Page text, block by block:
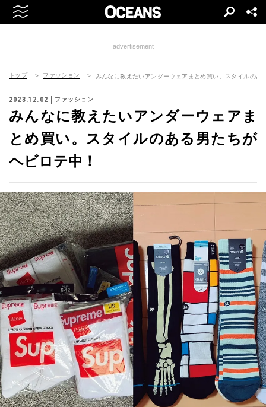
advertisement
トップ ファッション みんなに教えたいアンダーウェアまとめ買い。スタイルのあ
2023.12.02 ファッション
みんなに教えたいアンダーウェアま
とめ買い。スタイルのある男たちが
ヘビロテ中！